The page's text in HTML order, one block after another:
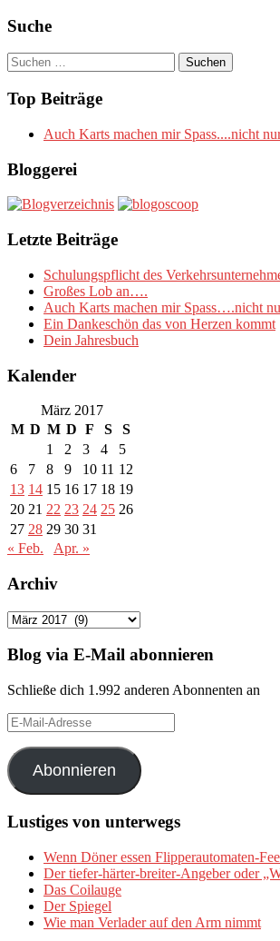
Suche
Suchen
nach:
Top Beiträge
Auch Karts machen mir Spass....nicht
Bloggerei
Letzte Beiträge
Schulungspflicht des
Großes Lob an….
Auch Karts machen mir Spass….nicht
Ein Dankeschön das von Herzen kommt
Dein Jahresbuch
Kalender
März 2017
M D M D F S
S
1
2 3 4
5
6
7 8 9 10 11 12
13 14 15 16 17 18 19
20 21 22 23 24 25 26
27 28 29 30 31
« Feb.
Apr. »
Archiv
Archiv
Blog via E-Mail abonnieren
Schließe dich 1.992 anderen Abonnenten an
E-
Mail-
Adresse
Abonnieren
Lustiges von unterwegs
Wenn Döner essen Flipperautomaten-
Der tiefer-härter-breiter-Angeber oder
Das Coilauge
Der Spiegel
Wie man Verlader auf den Arm nimmt